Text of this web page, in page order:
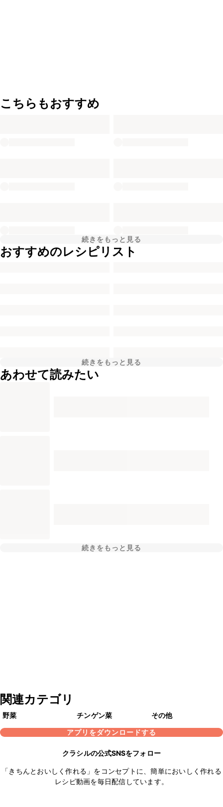
こちらもおすすめ
続きをもっと見る
おすすめのレシピリスト
続きをもっと見る
あわせて読みたい
続きをもっと見る
関連カテゴリ
野菜 チンゲン菜
その他
アプリをダウンロードする
クラシルの公式SNSをフォロー
「きちんとおいしく作れる」をコンセプトに、簡単においしく作れる
レシピ動画を毎日配信しています。